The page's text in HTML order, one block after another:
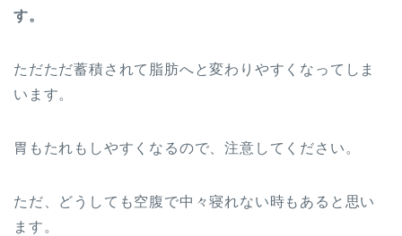
す。
ただただ蓄積されて脂肪へと変わりやすくなってしま
います。
胃もたれもしやすくなるので、注意してください。
ただ、どうしても空腹で中々寝れない時もあると思い
ます。